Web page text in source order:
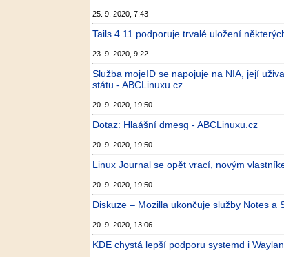
25. 9. 2020, 7:43
Tails 4.11 podporuje trvalé uložení
23. 9. 2020, 9:22
Služba mojeID se napojuje na NIA, její
státu - ABCLinuxu.cz
20. 9. 2020, 19:50
Dotaz: Hlaášní dmesg - ABCLinuxu.cz
20. 9. 2020, 19:50
Linux Journal se opět vrací, novým
20. 9. 2020, 19:50
Diskuze – Mozilla ukončuje služby Notes a
20. 9. 2020, 13:06
KDE chystá lepší podporu systemd i